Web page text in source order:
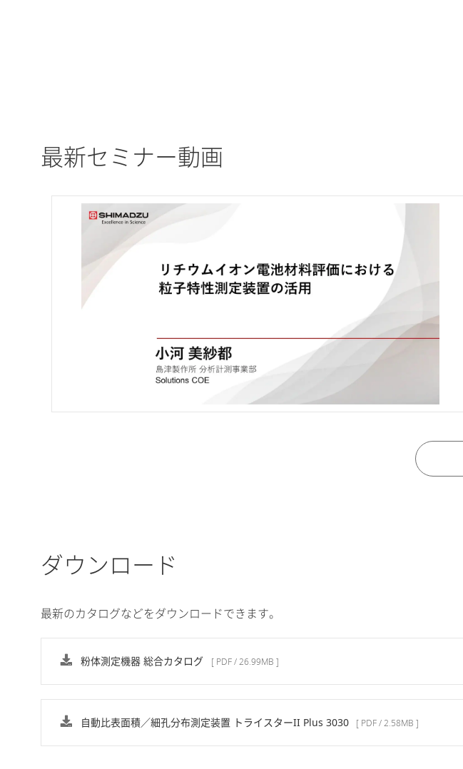
最新セミナー動画
ダウンロード
最新のカタログなどをダウンロードできます。
粉体測定機器 総合カタログ [ PDF / 26.99MB ]
自動比表面積／細孔分布測定装置 トライスターII Plus 3030 [ PDF / 2.58MB ]